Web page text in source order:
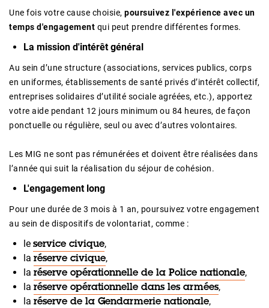
Une fois votre cause choisie, poursuivez l'expérience avec un
temps d'engagement qui peut prendre différentes formes.
La mission d'intérêt général
Au sein d’une structure (associations, services publics, corps
en uniformes, établissements de santé privés d’intérêt collectif,
entreprises solidaires d’utilité sociale agréées, etc.), apportez
votre aide pendant 12 jours minimum ou 84 heures, de façon
ponctuelle ou régulière, seul ou avec d’autres volontaires.
Les MIG ne sont pas rémunérées et doivent être réalisées dans
l’année qui suit la réalisation du séjour de cohésion.
L'engagement long
Pour une durée de 3 mois à 1 an, poursuivez votre engagement
au sein de dispositifs de volontariat, comme :
le service civique,
la réserve civique,
la réserve opérationnelle de la Police nationale,
la réserve opérationnelle dans les armées,
la réserve de la Gendarmerie nationale,